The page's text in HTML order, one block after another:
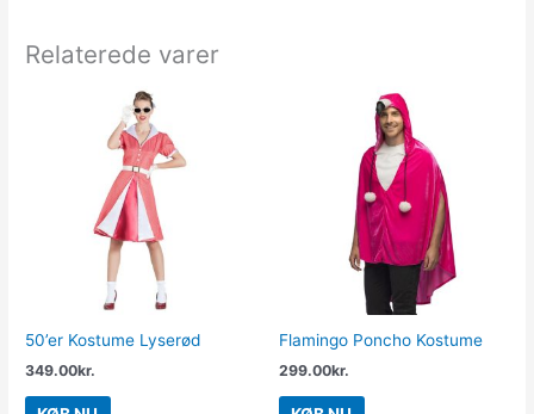
Relaterede varer
50’er Kostume Lyserød
349.00kr.
Flamingo Poncho Kostume
299.00kr.